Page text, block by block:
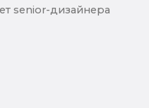
senior-дизайнера